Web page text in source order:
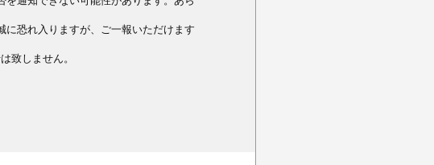
恐れ入りますが、ご一報いただけます
致しません。